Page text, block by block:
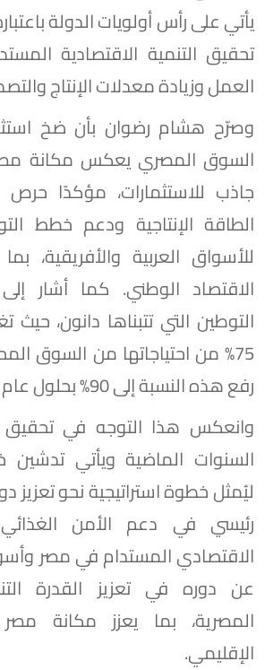
يأتي على رأس أولويات الدولة
تحقيق التنمية الاقتصادية
العمل وزيادة معدلات الإنتاج
وصرّح هشام رضوان بأن ضخ
السوق المصري يعكس مكانة
جاذب للاستثمارات، مؤكدًا حرص
الطاقة الإنتاجية ودعم خطط
للأسواق العربية
الاقتصاد الوطني. كما أشار إلى
التوطين التي تتبناها دانون،
75% من احتياجاتها من السوق
رفع هذه النسبة إلى 90% بحلول عام 2030.
وانعكس هذا التوجه في تحقيق
السنوات الماضية ويأتي تدشين
ليُمثل خطوة استراتيجية نحو
رئيسي في دعم الأمن
الاقتصادي المستدام في مصر
عن دوره في تعزيز القدرة
المصرية، بما يعزز مكانة
الإقليمي.